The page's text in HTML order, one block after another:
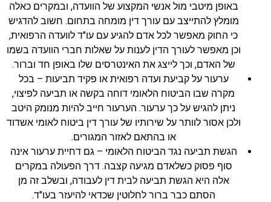
באופן מיטבי מול אנשי המקצוע של הוועדה, ובמקרים כאלה
מומלץ להתייצב עם עורך דין מומחה בתחום. חשוב להדגיש
כי החוק מאפשר לכל אדם להגיע עם עו"ד לוועדה הרפואית,
וכן מאפשר לעורך הדין לענות על שאלות חברי הוועדה בשמו
של האדם, וכך לייצג את האינטרסים שלו באופן חד וברור.
ערעור על קביעת ועדה רפואית או פקיד תביעות – בכל
מקרה שבו הביטוח הלאומי דוחה בקשה או תביעה לפיצוי,
ניתן להגיש על כך ערעור. הערעור חייב להיות מנומק היטב
ולכן אסור לוותר על שירותיו של עורך דין ביטוח לאומי אשדוד
או בהתאם לאזור המגורים.
הגשת תביעה נגד הביטוח הלאומי – גם דחיית ערעור אינה
סוף פסוק כשלאדם מגיעה קצבה. דרך הפעולה במקרים
אלה היא הגשת תביעה לבית דין לעבודה, ובשלב זה מן
הסתם כבר ברור לחלוטין שכדאי להיעזר בעו"ד.